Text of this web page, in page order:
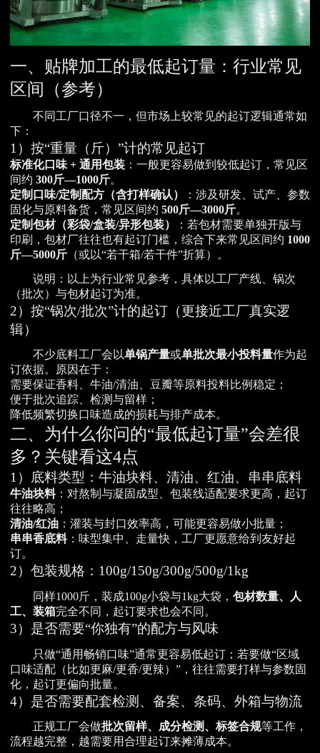
一、贴牌加工的最低起订量：行业常见
区间（参考）
不同工厂口径不一，但市场上较常见的起订逻辑通常如
下：
1）按“重量（斤）”计的常见起订
标准化口味 + 通用包装 ：一般更容易做到较低起订，常见区
间约 300斤—1000斤。
定制口味/定制配方（含打样确认）
：涉及研发、试产、参数
固化与原料备货，常见区间约 500斤—3000斤。
定制包材（彩袋/盒装/异形包装）
：若包材需要单独开版与
印刷，包材厂往往也有起订门槛，综合下来常见区间约 1000
斤—5000斤 （或以“若干箱/若干件”折算）。
说明：以上为行业常见参考，具体以工厂产线、锅次
（批次）与包材起订为准。
2）按“锅次/批次”计的起订（更接近工厂真实逻
辑）
不少底料工厂会以单锅产量或单批次最小投料量作为起
订依据。原因在于：
需要保证香料、牛油/清油、豆瓣等原料投料比例稳定；
便于批次追踪、检测与留样；
降低频繁切换口味造成的损耗与排产成本。
二、为什么你问的“最低起订量”会差很
多？关键看这4点
1）底料类型：牛油块料、清油、红油、串串底料
牛油块料：对熬制与凝固成型、包装线适配要求更高，起订
往往略高；
清油/红油 ：灌装与封口效率高，可能更容易做小批量；
串串香底料：味型集中、走量快，工厂更愿意给到友好起
订。
2）包装规格：100g/150g/300g/500g/1kg
同样1000斤，装成100g小袋与1kg大袋， 包材数量、人
工、装箱完全不同，起订要求也会不同。
3）是否需要“你独有”的配方与风味
只做“通用畅销口味”通常更容易低起订；若要做“区域
口味适配（比如更麻/更香/更辣）”，往往需要打样与参数固
化，起订更偏向批量。
4）是否需要配套检测、备案、条码、外箱与物流
正规工厂会做批次留样、成分检测、标签合规等工作，
流程越完整，越需要用合理起订来摊薄成本。